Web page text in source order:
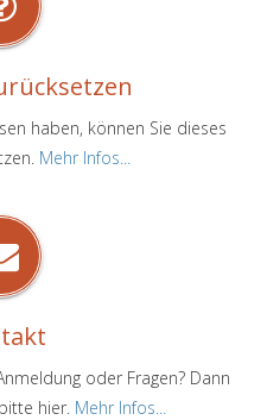
haben, können Sie dieses
Mehr Infos...
oder Fragen? Dann
hier. Mehr Infos...